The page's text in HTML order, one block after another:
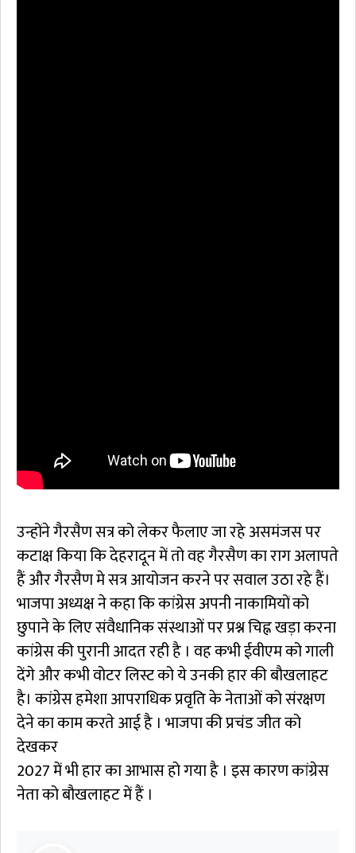
उन्होंने गैरसैण सत्र को लेकर फैलाए जा रहे असमंजस पर
कटाक्ष किया कि देहरादून में तो वह गैरसैण का राग अलापते
हैं और गैरसैण मे सत्र आयोजन करने पर सवाल उठा रहे हैं।
भाजपा अध्यक्ष ने कहा कि कांग्रेस अपनी नाकामियों को
छुपाने के लिए संवैधानिक संस्थाओं पर प्रश्न चिह्न खड़ा करना
कांग्रेस की पुरानी आदत रही है । वह कभी ईवीएम को गाली
देंगे और कभी वोटर लिस्ट को ये उनकी हार की बौखलाहट
है। कांग्रेस हमेशा आपराधिक प्रवृति के नेताओं को संरक्षण
देने का काम करते आई है । भाजपा की प्रचंड जीत को
देखकर
2027 में भी हार का आभास हो गया है । इस कारण कांग्रेस
नेता को बौखलाहट में हैं ।